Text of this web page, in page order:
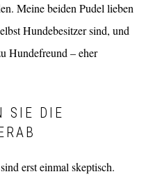
Meine beiden Pudel lieben
Hundebesitzer sind, und
Hundefreund – eher
SIE DIE
erst einmal skeptisch.